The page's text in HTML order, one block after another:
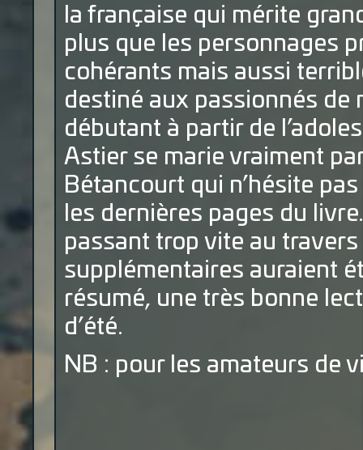
la française qui mérite
plus que les personnages
cohérants mais aussi
destiné aux passionnés de
débutant à partir de
Astier se marie vraiment
Bétancourt qui n’hésite
les dernières pages du
passant trop vite au
supplémentaires auraient
résumé, une très bonne
d’été.
NB : pour les amateurs de